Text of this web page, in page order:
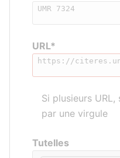
URL*
Si plusieurs
par une virgule
Tutelles